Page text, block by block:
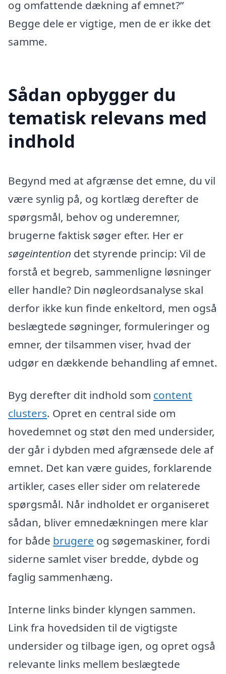
og omfattende dækning af emnet?”
Begge dele er vigtige, men de er ikke det
samme.
Sådan opbygger du
tematisk relevans med
indhold
Begynd med at afgrænse det emne, du vil
være synlig på, og kortlæg derefter de
spørgsmål, behov og underemner,
brugerne faktisk søger efter. Her er
søgeintention det styrende princip: Vil de
forstå et begreb, sammenligne løsninger
eller handle? Din nøgleordsanalyse skal
derfor ikke kun finde enkeltord, men også
beslægtede søgninger, formuleringer og
emner, der tilsammen viser, hvad der
udgør en dækkende behandling af emnet.
Byg derefter dit indhold som content
clusters. Opret en central side om
hovedemnet og støt den med undersider,
der går i dybden med afgrænsede dele af
emnet. Det kan være guides, forklarende
artikler, cases eller sider om relaterede
spørgsmål. Når indholdet er organiseret
sådan, bliver emnedækningen mere klar
for både brugere og søgemaskiner, fordi
siderne samlet viser bredde, dybde og
faglig sammenhæng.
Interne links binder klyngen sammen.
Link fra hovedsiden til de vigtigste
undersider og tilbage igen, og opret også
relevante links mellem beslægtede